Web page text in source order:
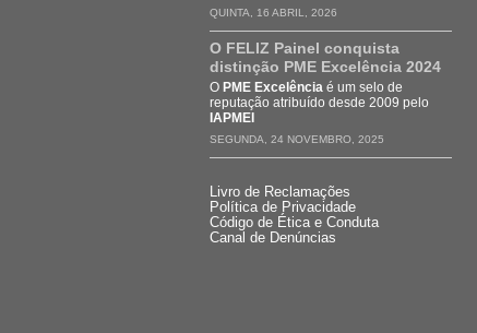
QUINTA, 16 ABRIL, 2026
O FELIZ Painel conquista
distinção PME Excelência 2024
O PME Excelência é um selo de
reputação atribuído desde 2009 pelo
IAPMEI
SEGUNDA, 24 NOVEMBRO, 2025
Livro de Reclamações
Política de Privacidade
Código de Ética e Conduta
Canal de Denúncias